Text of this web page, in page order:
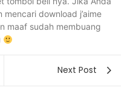
download j’aime
maaf sudah membuang
Next Post